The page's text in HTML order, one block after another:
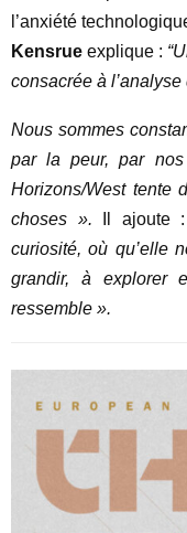
l’anxiété
Kensrue explique :
consacrée à
Nous sommes
par la peur, par nos
Horizons/West tente
choses ».
Il ajoute :
curiosité, où qu’elle
grandir, à explorer
ressemble ».